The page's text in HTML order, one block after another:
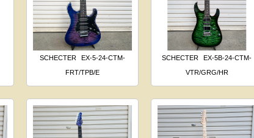
SCHECTER
EX-5-24-CTM-
FRT/TPB/E
SCHECTER
EX-5B-24-CTM-
VTR/GRG/HR